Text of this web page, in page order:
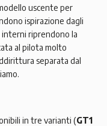
uscente per
ispirazione dagli
interni riprendono la
al pilota molto
separata dal
in tre varianti (GT1